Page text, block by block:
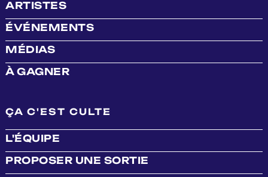
ARTISTES
ÉVÉNEMENTS
MÉDIAS
À GAGNER
ÇA C'EST CULTE
L'ÉQUIPE
PROPOSER UNE SORTIE